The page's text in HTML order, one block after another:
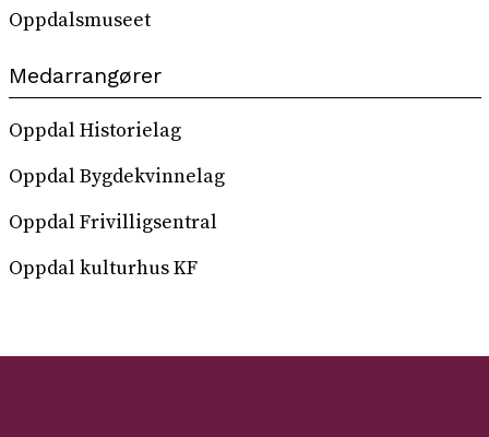
Oppdalsmuseet
Medarrangører
Oppdal Historielag
Oppdal Bygdekvinnelag
Oppdal Frivilligsentral
Oppdal kulturhus KF